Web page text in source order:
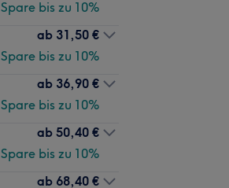
Spare bis zu 10%
ab 31,50 €
Spare bis zu 10%
ab 36,90 €
Spare bis zu 10%
ab 50,40 €
Spare bis zu 10%
ab 68,40 €